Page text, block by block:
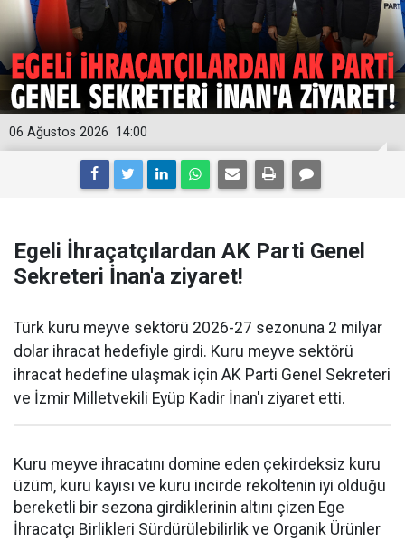
14:00
06 Ağustos 2026
Egeli İhraçatçılardan AK Parti Genel
Sekreteri İnan'a ziyaret!
Türk kuru meyve sektörü 2026-27 sezonuna 2 milyar
dolar ihracat hedefiyle girdi. Kuru meyve sektörü
ihracat hedefine ulaşmak için AK Parti Genel Sekreteri
ve İzmir Milletvekili Eyüp Kadir İnan'ı ziyaret etti.
Kuru meyve ihracatını domine eden çekirdeksiz kuru
üzüm, kuru kayısı ve kuru incirde rekoltenin iyi olduğu
bereketli bir sezona girdiklerinin altını çizen Ege
İhracatçı Birlikleri Sürdürülebilirlik ve Organik Ürünler